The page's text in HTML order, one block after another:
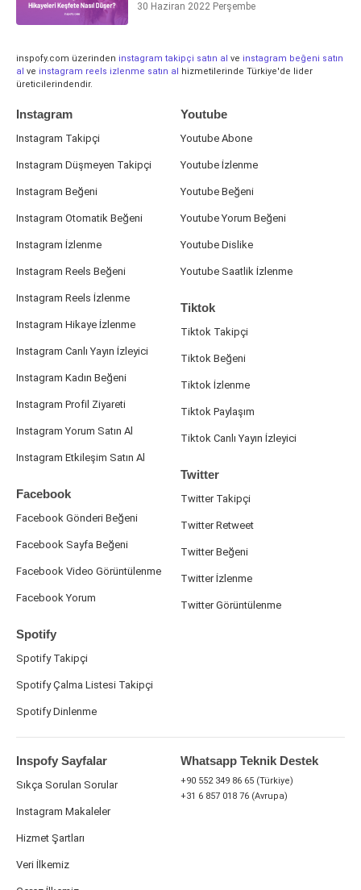
30 Haziran 2022 Perşembe
inspofy.com üzerinden instagram takipçi satın al ve instagram beğeni satın
al ve instagram reels izlenme satın al hizmetilerinde Türkiye'de lider
üreticilerindendir.
Instagram
Instagram Takipçi
Instagram Düşmeyen Takipçi
Instagram Beğeni
Instagram Otomatik Beğeni
Instagram İzlenme
Instagram Reels Beğeni
Instagram Reels İzlenme
Instagram Hikaye İzlenme
Instagram Canlı Yayın İzleyici
Instagram Kadın Beğeni
Instagram Profil Ziyareti
Instagram Yorum Satın Al
Instagram Etkileşim Satın Al
Facebook
Facebook Gönderi Beğeni
Facebook Sayfa Beğeni
Facebook Video Görüntülenme
Facebook Yorum
Spotify
Spotify Takipçi
Spotify Çalma Listesi Takipçi
Spotify Dinlenme
Youtube
Youtube Abone
Youtube İzlenme
Youtube Beğeni
Youtube Yorum Beğeni
Youtube Dislike
Youtube Saatlik İzlenme
Tiktok
Tiktok Takipçi
Tiktok Beğeni
Tiktok İzlenme
Tiktok Paylaşım
Tiktok Canlı Yayın İzleyici
Twitter
Twitter Takipçi
Twitter Retweet
Twitter Beğeni
Twitter İzlenme
Twitter Görüntülenme
Inspofy Sayfalar
Sıkça Sorulan Sorular
Instagram Makaleler
Hizmet Şartları
Veri İlkemiz
Whatsapp Teknik Destek
+90 552 349 86 65 (Türkiye)
+31 6 857 018 76 (Avrupa)